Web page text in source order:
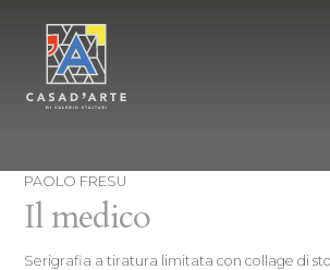
PAOLO FRESU
Il medico
Serigrafia a tiratura limitata con collage di